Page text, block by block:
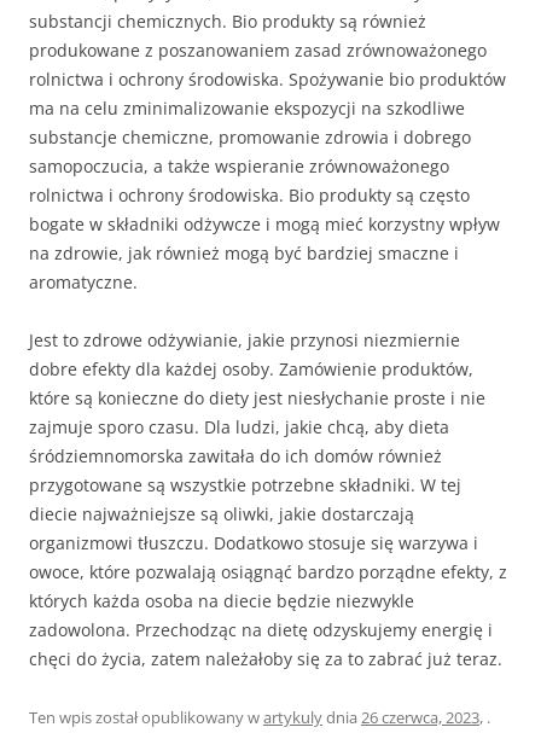
substancji chemicznych. Bio produkty są również
produkowane z poszanowaniem zasad zrównoważonego
rolnictwa i ochrony środowiska. Spożywanie bio produktów
ma na celu zminimalizowanie ekspozycji na szkodliwe
substancje chemiczne, promowanie zdrowia i dobrego
samopoczucia, a także wspieranie zrównoważonego
rolnictwa i ochrony środowiska. Bio produkty są często
bogate w składniki odżywcze i mogą mieć korzystny wpływ
na zdrowie, jak również mogą być bardziej smaczne i
aromatyczne.
Jest to zdrowe odżywianie, jakie przynosi niezmiernie
dobre efekty dla każdej osoby. Zamówienie produktów,
które są konieczne do diety jest niesłychanie proste i nie
zajmuje sporo czasu. Dla ludzi, jakie chcą, aby dieta
śródziemnomorska zawitała do ich domów również
przygotowane są wszystkie potrzebne składniki. W tej
diecie najważniejsze są oliwki, jakie dostarczają
organizmowi tłuszczu. Dodatkowo stosuje się warzywa i
owoce, które pozwalają osiągnąć bardzo porządne efekty, z
których każda osoba na diecie będzie niezwykle
zadowolona. Przechodząc na dietę odzyskujemy energię i
chęci do życia, zatem należałoby się za to zabrać już teraz.
Ten wpis został opublikowany wartykulydnia 26 czerwca, 2023, .